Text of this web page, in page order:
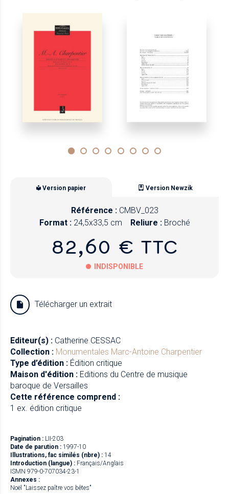
Version papier Version Newzik
Référence : CMBV_023
Format : 24,5x33,5 cm Reliure : Broché
82,60 € TTC
INDISPONIBLE
Papier
Newzik
Télécharger un extrait
Editeur(s) : Catherine CESSAC
Collection : Monumentales Marc-Antoine Charpentier
Type d’édition : Édition critique
Maison d'édition : Editions du Centre de musique
baroque de Versailles
Cette référence comprend :
1 ex. édition critique
Pagination : LII-203
Date de parution : 1997-10
Illustrations, fac similés (nbre) : 14
Introduction (langue) : Français/Anglais
ISMN 979-0-707034-23-1
Annexes :
Noël "Laissez paître vos bêtes"